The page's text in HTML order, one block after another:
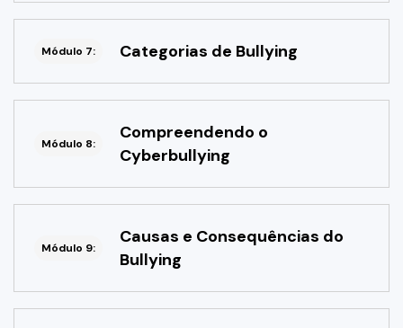
Módulo 7: Categorias de Bullying
Módulo 8:
Compreendendo o
Cyberbullying
Módulo 9:
Causas e Consequências do
Bullying